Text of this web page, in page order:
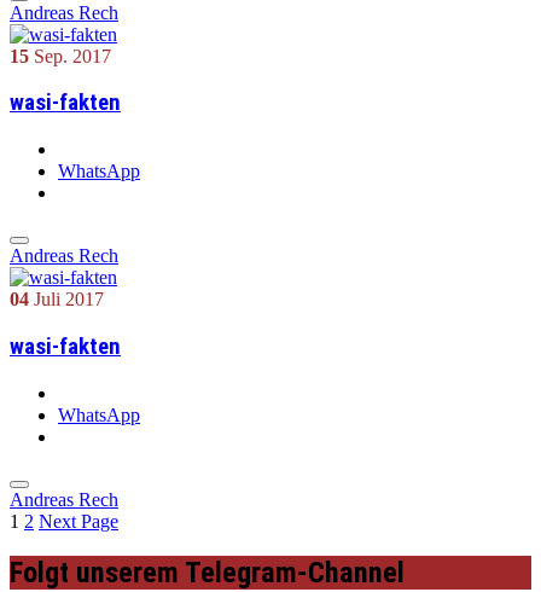
Andreas Rech
15 Sep. 2017
wasi-fakten
WhatsApp
Andreas Rech
04 Juli 2017
wasi-fakten
WhatsApp
Andreas Rech
1 2 Next Page
Folgt unserem Telegram-Channel